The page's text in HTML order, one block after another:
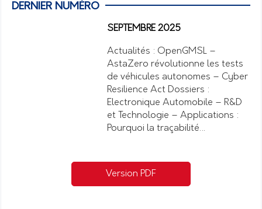
DERNIER NUMÉRO
SEPTEMBRE 2025
Actualités : OpenGMSL –
AstaZero révolutionne les tests
de véhicules autonomes – Cyber
Resilience Act Dossiers :
Electronique Automobile – R&D
et Technologie – Applications :
Pourquoi la traçabilité…
Version PDF